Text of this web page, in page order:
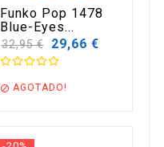
Funko Pop 1478
Blue-Eyes...
Precio
base
32,95 € 29,66 €
 AGOTADO!